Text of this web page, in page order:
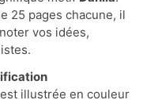
25 pages chacune, il
vos idées,
illustrée en couleur